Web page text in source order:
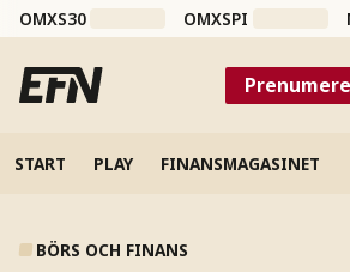
OMXS30 OMXSPI
START PLAY FINANSMAGASINET
BÖRS OCH FINANS